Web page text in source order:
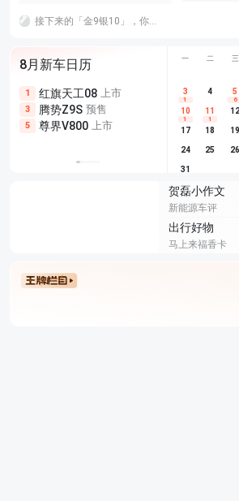
接下来的「金9银10」，你觉得车企应该把宣传重心放在耐久上还是创新上？感觉没什么机会，市场就这样了
8月新车日历
1 红旗天工08 上市
3 腾势Z9S 预售
5 尊界V800 上市
尊界V680
享界G9 预售
别克至境L7
一 二 三
3
1
4 5
6
10
1
11
1
12
17 18 19
24 25 26
31
贺磊小作文
新能源车评
出行好物
马上来福香卡